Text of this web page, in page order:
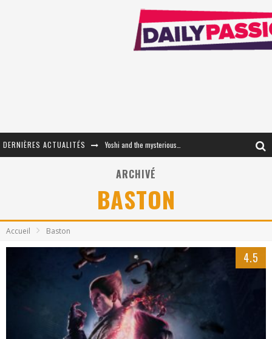
DERNIÈRES ACTUALITÉS « WOLF-MAN / Integrale Tomes 1 et 2 » - Cruelle Vengeance !
« Le Béton et le Bambou / Propositions pour Mayotte et le Monde. » - Améliorations !
« Dr Wertham / L’homme qui étudia les tueurs en série » - Un Métier à Risque !
ARCHIVÉ
BASTON
Accueil Baston
4.5